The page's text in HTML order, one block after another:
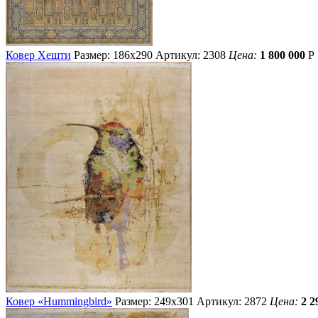
Ковер Хешти Размер: 186х290 Артикул: 2308 Цена: 1 800 000 Р
Ковер «Hummingbird» Размер: 249х301 Артикул: 2872 Цена: 2